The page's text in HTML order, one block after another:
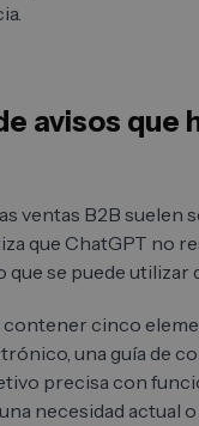
avisos que
ventas B2B suelen
que ChatGPT no
se puede utilizar
contener cinco
una guía de
precisa con
necesidad actual